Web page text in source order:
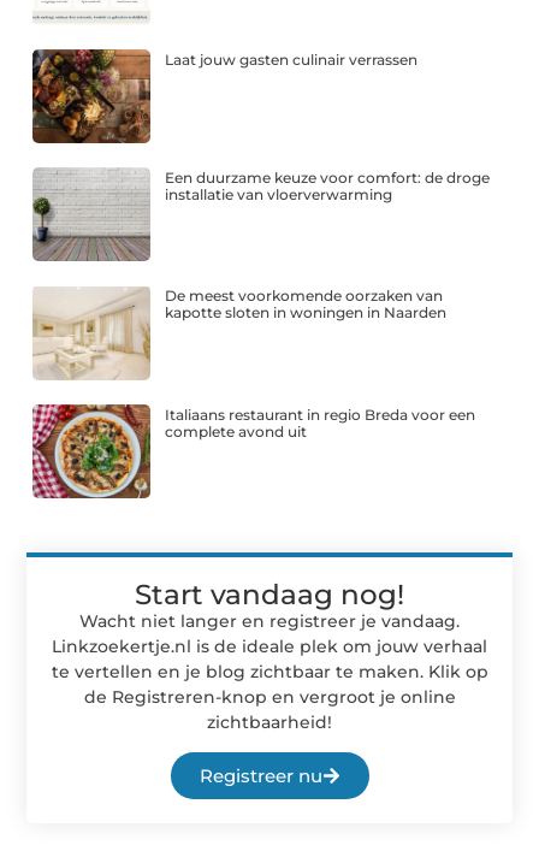
Laat jouw gasten culinair verrassen
Een duurzame keuze voor comfort: de droge
installatie van vloerverwarming
De meest voorkomende oorzaken van
kapotte sloten in woningen in Naarden
Italiaans restaurant in regio Breda voor een
complete avond uit
Start vandaag nog!
Wacht niet langer en registreer je vandaag.
Linkzoekertje.nl is de ideale plek om jouw verhaal
te vertellen en je blog zichtbaar te maken. Klik op
de Registreren-knop en vergroot je online
zichtbaarheid!
Registreer nu